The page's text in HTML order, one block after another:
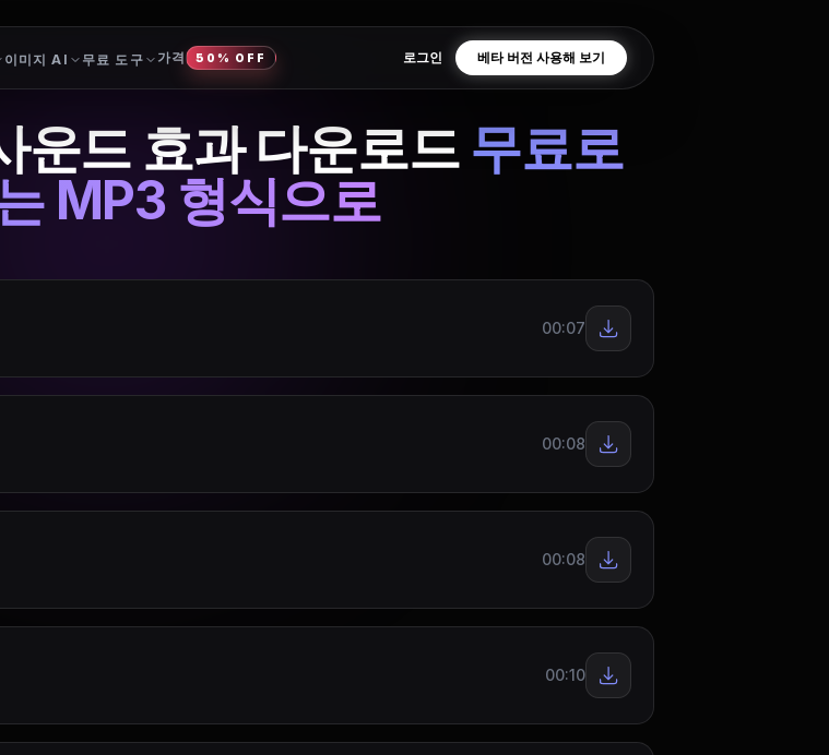
이미지 AI 무료 도구 가격 50% OFF 로그인 베타 버전 사용해 보기
운드 효과 다운로드 무료로
MP3 형식으로
00:07
00:08
00:08
00:10